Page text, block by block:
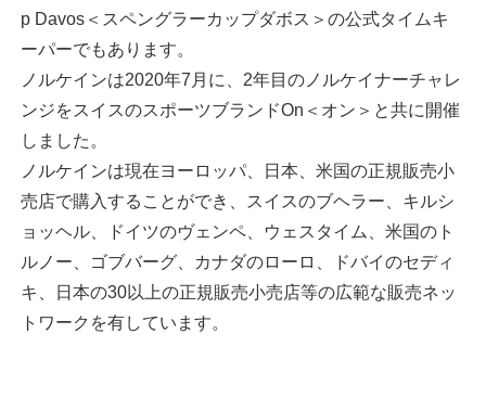
p Davos＜スペングラーカップダボス＞の公式タイムキ
ーパーでもあります。
ノルケインは2020年7月に、2年目のノルケイナーチャレ
ンジをスイスのスポーツブランドOn＜オン＞と共に開催
しました。
ノルケインは現在ヨーロッパ、日本、米国の正規販売小
売店で購入することができ、スイスのブヘラー、キルシ
ョッヘル、ドイツのヴェンペ、ウェスタイム、米国のト
ルノー、ゴブバーグ、カナダのローロ、ドバイのセディ
キ、日本の30以上の正規販売小売店等の広範な販売ネッ
トワークを有しています。